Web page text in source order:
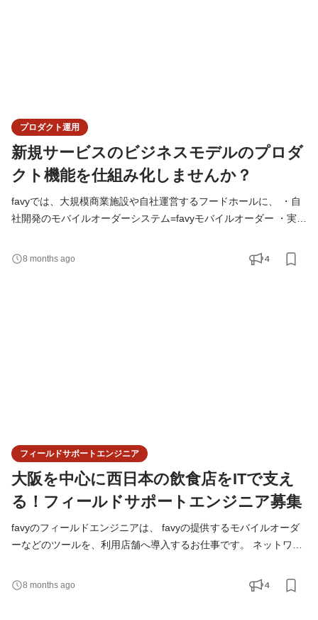
プロダクト運用
新規サービスのビジネスモデルのプロダ
クト機能を仕組み化しませんか？
favyでは、大規模商業施設や自社運営するフードホールに、 ・自
社開発のモバイルオーダーシステム=favyモバイルオーダー ・実店
います。 お陰様で利用店舗が増え続けているのですが、その分お
金周りの流れを整える業務が増えています。 行っていただく業務
8 months ago 4
フィールドサポートエンジニア
大阪を中心に西日本の飲食店をITで支え
る！フィールドサポートエンジニア募集
favyのフィールドエンジニアは、 favyの提供するモバイルオーダ
ーなどのツールを、利用店舗へ導入するお仕事です。 ネットワー
するので、 コーディングの知識や経験は、無くてもOK。 PCに向
き合うだけではなく、直接サポートに出向くことも多いポジショ
8 months ago 4